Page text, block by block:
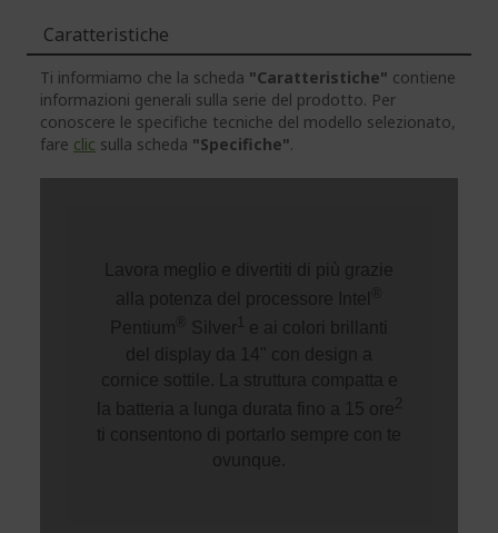
Caratteristiche
Ti informiamo che la scheda "Caratteristiche" contiene
informazioni generali sulla serie del prodotto. Per
conoscere le specifiche tecniche del modello selezionato,
fare clic sulla scheda "Specifiche".